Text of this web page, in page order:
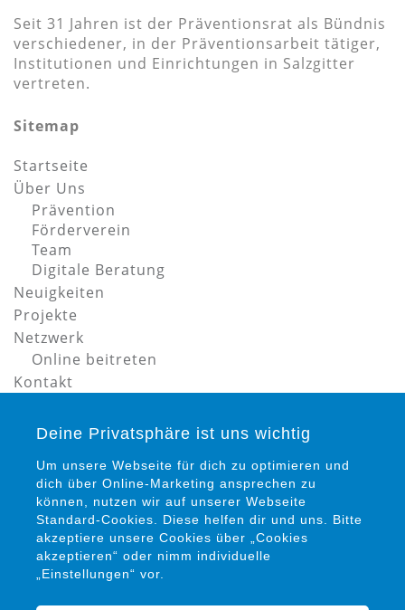
Seit 31 Jahren ist der Präventionsrat als Bündnis
verschiedener, in der Präventionsarbeit tätiger,
Institutionen und Einrichtungen in Salzgitter
vertreten.
Sitemap
Startseite
Über Uns
Prävention
Förderverein
Team
Digitale Beratung
Neuigkeiten
Projekte
Netzwerk
Online beitreten
Kontakt
Impressum
Petra Siems
Präventionsrat gegen Gewalt und Kriminalität in
Salzgitter e. V.
Deine Privatsphäre ist uns wichtig
Um unsere Webseite für dich zu optimieren und
dich über Online-Marketing ansprechen zu
können, nutzen wir auf unserer Webseite
Standard-Cookies. Diese helfen dir und uns. Bitte
akzeptiere unsere Cookies über „Cookies
akzeptieren“ oder nimm individuelle
„Einstellungen“ vor.